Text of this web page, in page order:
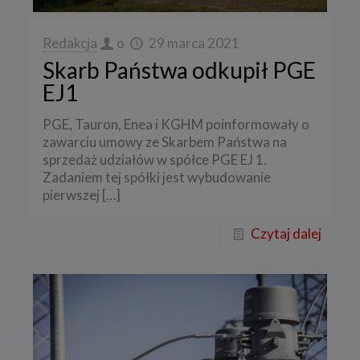
Redakcja o 29 marca 2021
Skarb Państwa odkupił PGE
EJ1
PGE, Tauron, Enea i KGHM poinformowały o
zawarciu umowy ze Skarbem Państwa na
sprzedaż udziałów w spółce PGE EJ 1.
Zadaniem tej spółki jest wybudowanie
pierwszej […]
Czytaj dalej